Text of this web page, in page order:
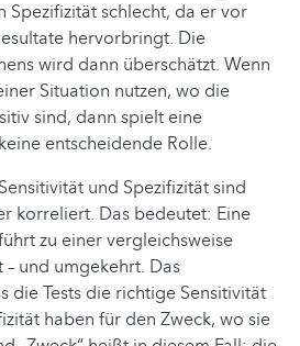
Spezifizität schlecht, da er vor
hervorbringt. Die
wird dann überschätzt. Wenn
Situation nutzen, wo die
sind, dann spielt eine
entscheidende Rolle.
und Spezifizität sind
korreliert. Das bedeutet: Eine
zu einer vergleichsweise
und umgekehrt. Das
die Tests die richtige Sensitivität
haben für den Zweck, wo sie